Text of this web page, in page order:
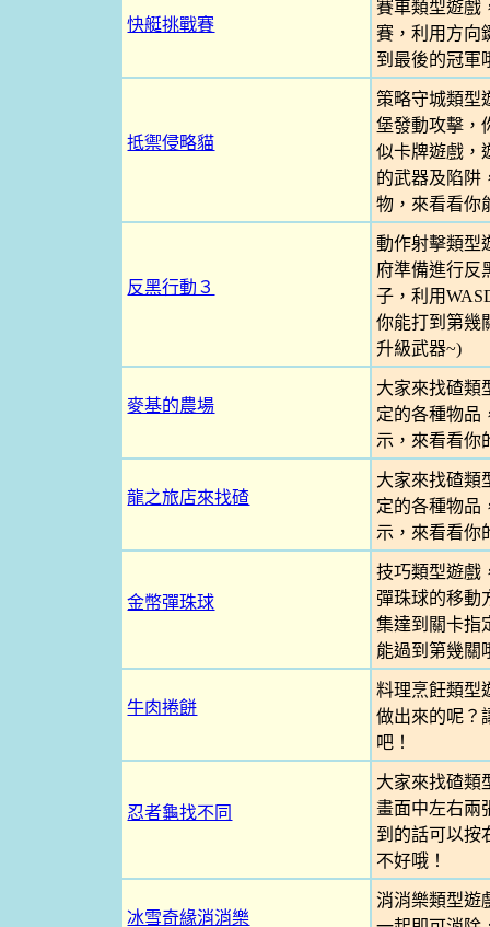
快艇挑戰賽
賽車類型遊戲
賽，利用方向
到最後的冠軍
抵禦侵略貓
策略守城類型
堡發動攻擊，
似卡牌遊戲，
的武器及陷阱
物，來看看你
反黑行動３
動作射擊類型
府準備進行反
子，利用
你能打到第幾
升級武器~)
麥基的農場
大家來找碴類
定的各種物品
示，來看看你
龍之旅店來找碴
大家來找碴類
定的各種物品
示，來看看你
金幣彈珠球
技巧類型遊戲
彈珠球的移動
集達到關卡指
能過到第幾關
牛肉捲餅
料理烹飪類型
做出來的呢？
吧！
忍者龜找不同
大家來找碴類
畫面中左右兩
到的話可以按
不好哦！
冰雪奇緣消消樂
消消樂類型遊